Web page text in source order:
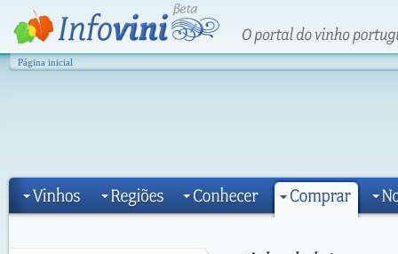
Página inicial